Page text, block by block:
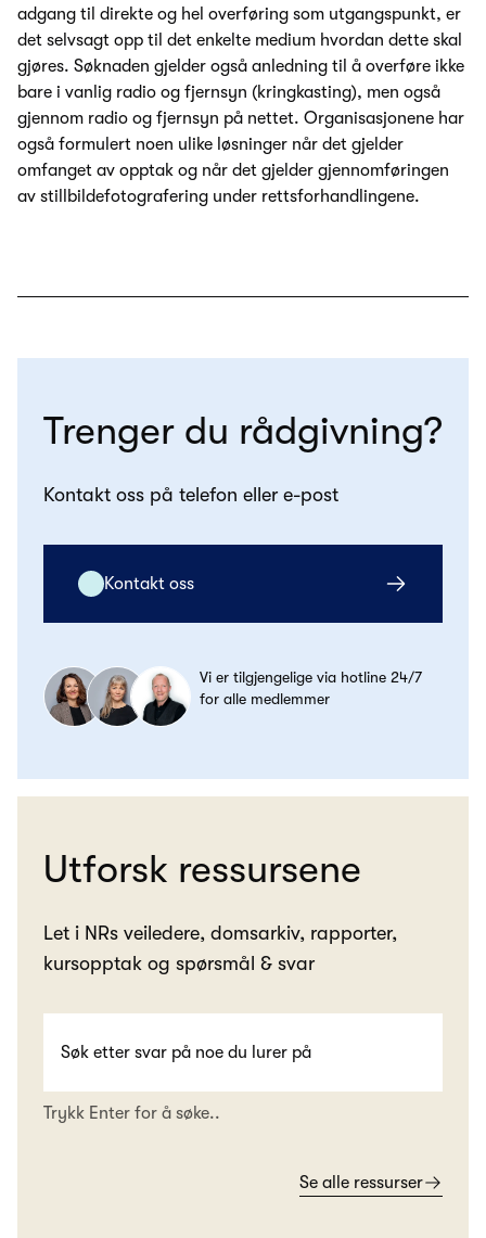
adgang til direkte og hel overføring som utgangspunkt, er
det selvsagt opp til det enkelte medium hvordan dette skal
gjøres. Søknaden gjelder også anledning til å overføre ikke
bare i vanlig radio og fjernsyn (kringkasting), men også
gjennom radio og fjernsyn på nettet. Organisasjonene har
også formulert noen ulike løsninger når det gjelder
omfanget av opptak og når det gjelder gjennomføringen
av stillbildefotografering under rettsforhandlingene.
Trenger du rådgivning?
Kontakt oss på telefon eller e-post
Kontakt oss
Vi er tilgjengelige via hotline 24/7
for alle medlemmer
Utforsk ressursene
Let i NRs veiledere, domsarkiv, rapporter,
kursopptak og spørsmål & svar
Trykk Enter for å søke..
Se alle ressurser